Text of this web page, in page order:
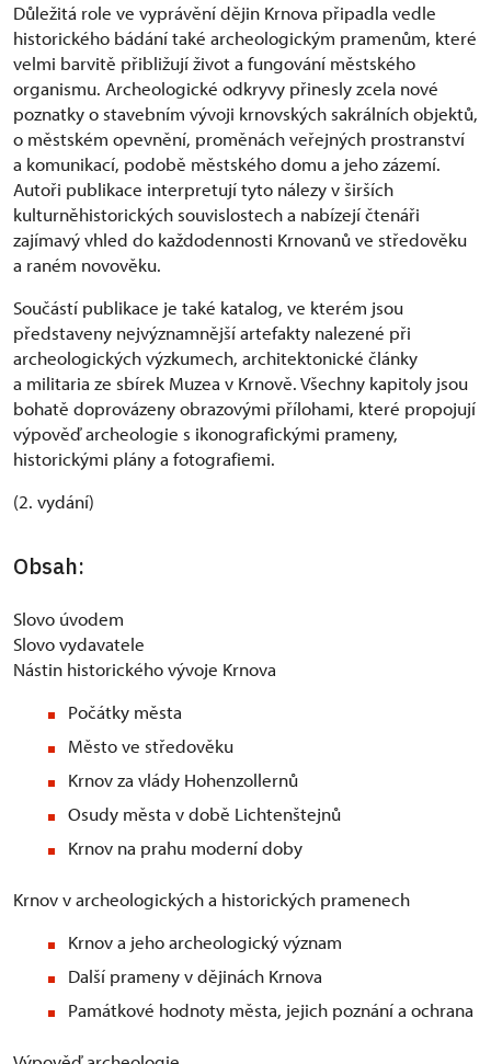
Důležitá role ve vyprávění dějin Krnova připadla vedle
historického bádání také archeologickým pramenům, které
velmi barvitě přibližují život a fungování městského
organismu. Archeologické odkryvy přinesly zcela nové
poznatky o stavebním vývoji krnovských sakrálních objektů,
o městském opevnění, proměnách veřejných prostranství
a komunikací, podobě městského domu a jeho zázemí.
Autoři publikace interpretují tyto nálezy v širších
kulturněhistorických souvislostech a nabízejí čtenáři
zajímavý vhled do každodennosti Krnovanů ve středověku
a raném novověku.
Součástí publikace je také katalog, ve kterém jsou
představeny nejvýznamnější artefakty nalezené při
archeologických výzkumech, architektonické články
a militaria ze sbírek Muzea v Krnově. Všechny kapitoly jsou
bohatě doprovázeny obrazovými přílohami, které propojují
výpověď archeologie s ikonografickými prameny,
historickými plány a fotografiemi.
(2. vydání)
Obsah:
Slovo úvodem
Slovo vydavatele
Nástin historického vývoje Krnova
Počátky města
Město ve středověku
Krnov za vlády Hohenzollernů
Osudy města v době Lichtenštejnů
Krnov na prahu moderní doby
Krnov v archeologických a historických pramenech
Krnov a jeho archeologický význam
Další prameny v dějinách Krnova
Památkové hodnoty města, jejich poznání a ochrana